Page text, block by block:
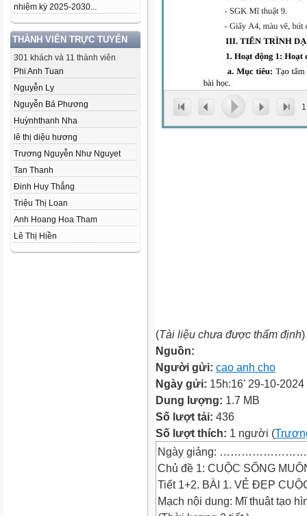
nhiệm kỳ 2025-2030...
THÀNH VIÊN TRỰC TUYẾN
301 khách và 11 thành viên
Phi Anh Tuan
Nguyễn Ly
Nguyễn Bá Phương
Huỳnhthanh Nha
lê thị diệu hương
Trương Nguyễn Như Nguyet
Tan Thanh
Đinh Huy Thắng
Triệu Thị Loan
Anh Hoang Hoa Tham
Lê Thị Hiền
1
(Tài liệu chưa được thẩm định)
Nguồn:
Người gửi: cao anh cho
Ngày gửi: 15h:16' 29-10-2024
Dung lượng: 1.7 MB
Số lượt tải: 436
Số lượt thích: 1 người (
Ngày giảng: ……………………
Chủ đề 1: CUỘC SỐNG
Tiết 1+2. BÀI 1. VẺ ĐẸP
Mạch nội dung: Mĩ thuật tạo